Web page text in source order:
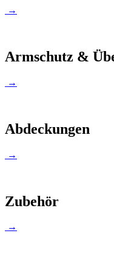
→
Armschutz &
→
Abdeckungen
→
Zubehör
→